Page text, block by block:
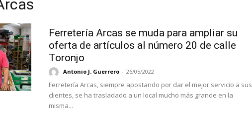
Ferretería Arcas se muda para ampliar su
oferta de artículos al número 20 de calle
Toronjo
Antonio J. Guerrero - 26/05/2022
Ferretería Arcas, siempre apostando por dar el mejor servicio a sus
clientes, se ha trasladado a un local mucho más grande en la
misma...